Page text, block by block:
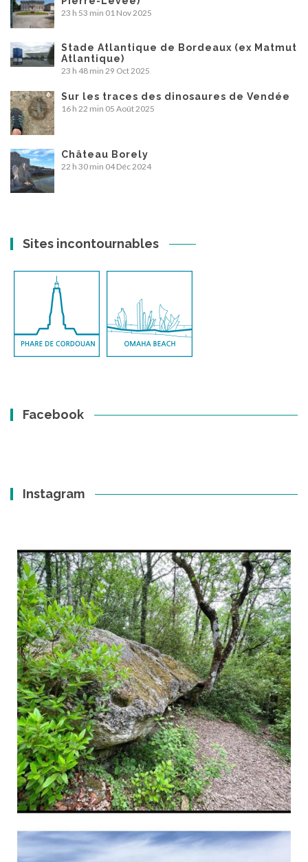
23 h 53 min 01 Nov 2025
Stade Atlantique de Bordeaux (ex Matmut
Atlantique)
23 h 48 min 29 Oct 2025
Sur les traces des dinosaures de Vendée
16 h 22 min 05 Août 2025
Château Borely
22 h 30 min 04 Déc 2024
Sites incontournables
Facebook
Instagram